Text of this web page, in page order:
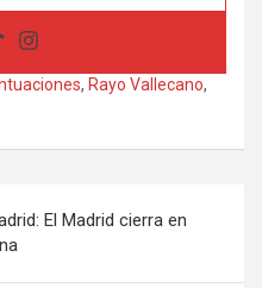
, Rayo Vallecano,
El Madrid cierra en